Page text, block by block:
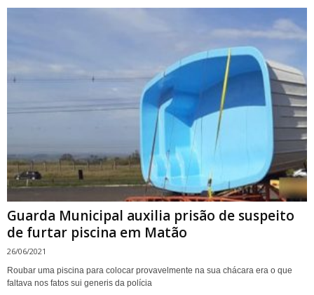
Guarda Municipal auxilia prisão de suspeito
de furtar piscina em Matão
26/06/2021
Roubar uma piscina para colocar provavelmente na sua chácara era o que
faltava nos fatos sui generis da polícia